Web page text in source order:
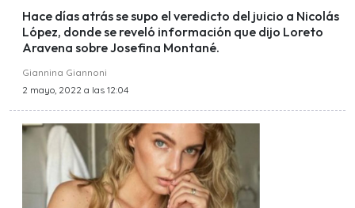
Hace días atrás se supo el veredicto del juicio a Nicolás
López, donde se reveló información que dijo Loreto
Aravena sobre Josefina Montané.
Giannina Giannoni
2 mayo, 2022 a las 12:04